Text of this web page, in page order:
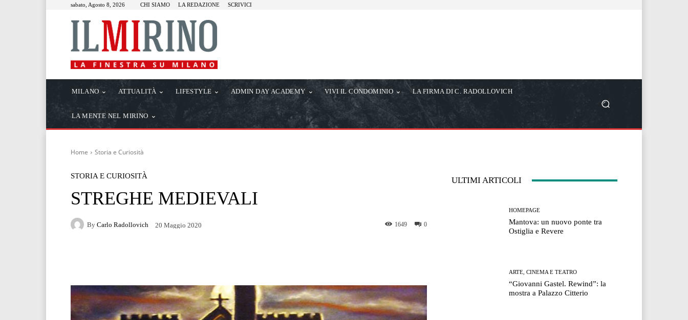
sabato, Agosto 8, 2026 CHI SIAMO LA REDAZIONE SCRIVICI
MILANO ATTUALITÀ LIFESTYLE ADMIN DAY ACADEMY VIVI IL CONDOMINIO LA FIRMA DI C. RADOLLOVICH
LA MENTE NEL MIRINO
Home Storia e Curiosità
STORIA E CURIOSITÀ
STREGHE MEDIEVALI
By Carlo Radollovich 20 Maggio 2020 0
1649
ULTIMI ARTICOLI
HOMEPAGE
Mantova: un nuovo ponte tra
Ostiglia e Revere
ARTE, CINEMA E TEATRO
“Giovanni Gastel. Rewind”: la
mostra a Palazzo Citterio